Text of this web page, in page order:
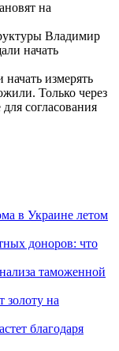
на
Владимир
начать
измерять
Только через
согласования
в Украине летом
доноров: что
таможенной
золоту на
благодаря